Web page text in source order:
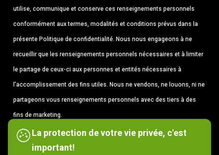
utilise, communique et conserve ces renseignements personnels
conformément aux termes, modalités et conditions prévus dans la
présente Politique de confidentialité. Nous nous engageons à ne
recueillir que les renseignements personnels nécessaires et à limiter
le partage de ceux-ci aux personnes et entités nécessaires à
l’accomplissement des fins utiles. Nous ne vendons, ne louons, ni ne
partageons vous renseignements personnels avec des tiers à des
fins de marketing.
J’accepte les termes
La protection de votre vie privée, c'est
important!